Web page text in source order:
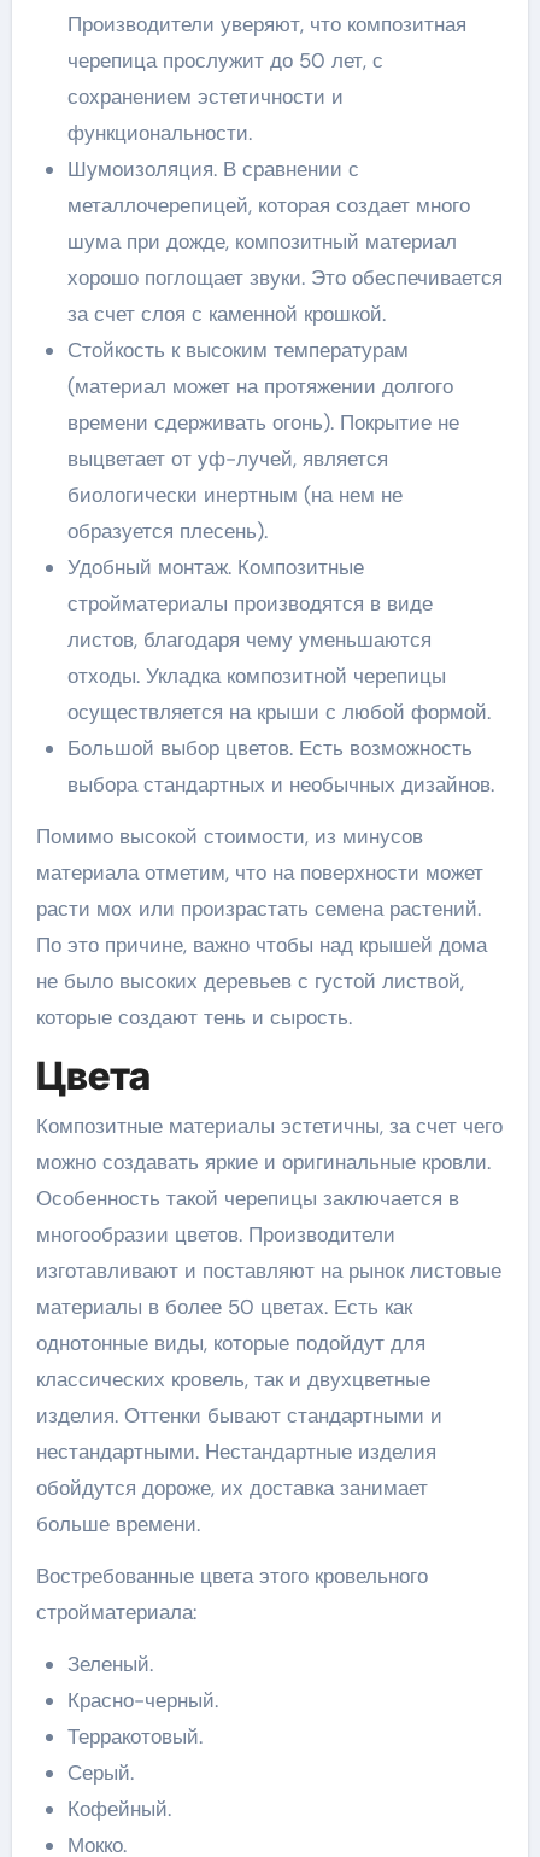
Производители уверяют, что композитная
черепица прослужит до 50 лет, с
сохранением эстетичности и
функциональности.
Шумоизоляция. В сравнении с
металлочерепицей, которая создает много
шума при дожде, композитный материал
хорошо поглощает звуки. Это обеспечивается
за счет слоя с каменной крошкой.
Стойкость к высоким температурам
(материал может на протяжении долгого
времени сдерживать огонь). Покрытие не
выцветает от уф-лучей, является
биологически инертным (на нем не
образуется плесень).
Удобный монтаж. Композитные
стройматериалы производятся в виде
листов, благодаря чему уменьшаются
отходы. Укладка композитной черепицы
осуществляется на крыши с любой формой.
Большой выбор цветов. Есть возможность
выбора стандартных и необычных дизайнов.
Помимо высокой стоимости, из минусов
материала отметим, что на поверхности может
расти мох или произрастать семена растений.
По это причине, важно чтобы над крышей дома
не было высоких деревьев с густой листвой,
которые создают тень и сырость.
Цвета
Композитные материалы эстетичны, за счет чего
можно создавать яркие и оригинальные кровли.
Особенность такой черепицы заключается в
многообразии цветов. Производители
изготавливают и поставляют на рынок листовые
материалы в более 50 цветах. Есть как
однотонные виды, которые подойдут для
классических кровель, так и двухцветные
изделия. Оттенки бывают стандартными и
нестандартными. Нестандартные изделия
обойдутся дороже, их доставка занимает
больше времени.
Востребованные цвета этого кровельного
стройматериала:
Зеленый.
Красно-черный.
Терракотовый.
Серый.
Кофейный.
Мокко.